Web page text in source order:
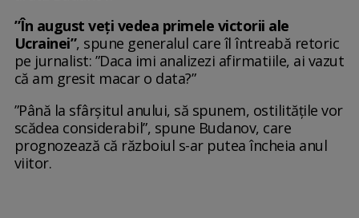
”În august veți vedea primele victorii ale
Ucrainei”, spune generalul care îl întreabă retoric
pe jurnalist: ”Daca imi analizezi afirmatiile, ai vazut
că am gresit macar o data?”
”Până la sfârșitul anului, să spunem, ostilitățile vor
scădea considerabil”, spune Budanov, care
prognozează că războiul s-ar putea încheia anul
viitor.